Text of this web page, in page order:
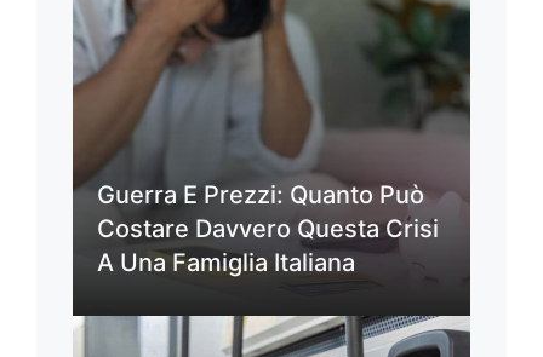
Guerra E Prezzi: Quanto Può
Costare Davvero Questa Crisi
A Una Famiglia Italiana